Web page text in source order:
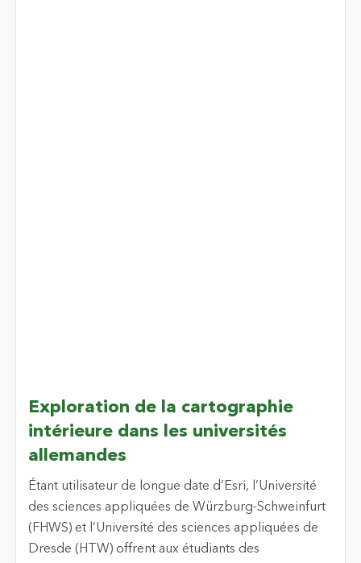
Exploration de la cartographie
intérieure dans les universités
allemandes
Étant utilisateur de longue date d’Esri, l’Université
des sciences appliquées de Würzburg-Schweinfurt
(FHWS) et l’Université des sciences appliquées de
Dresde (HTW) offrent aux étudiants des